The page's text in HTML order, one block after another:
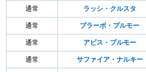
通常 ラッシ・クルスタ
通常 ブラーボ・プルモー
通常 アビス・プルモー
通常 サファイア・ナルキー